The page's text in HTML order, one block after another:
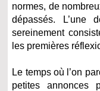
normes, de
dépassés. L’une
sereinement
les premières
Le temps où l’on
petites annonces